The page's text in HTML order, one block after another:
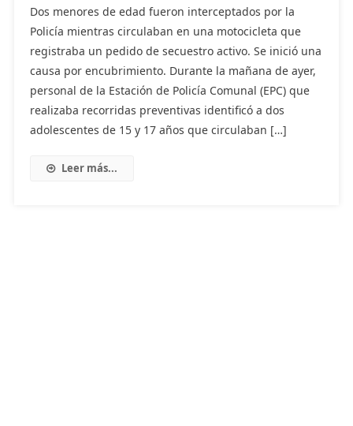
Dos menores de edad fueron interceptados por la
Policía mientras circulaban en una motocicleta que
registraba un pedido de secuestro activo. Se inició una
causa por encubrimiento. Durante la mañana de ayer,
personal de la Estación de Policía Comunal (EPC) que
realizaba recorridas preventivas identificó a dos
adolescentes de 15 y 17 años que circulaban […]
Leer más...